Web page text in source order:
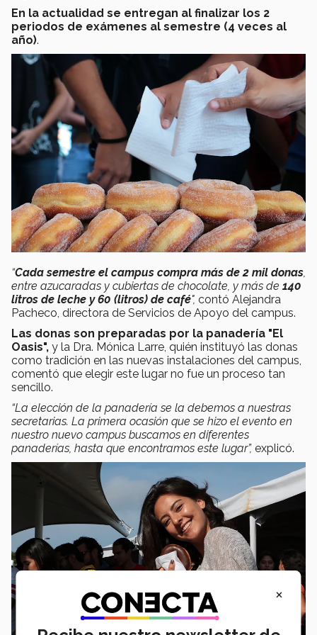
En la actualidad se entregan al finalizar los 2
periodos de exámenes al semestre (4 veces al
año).
“Cada semestre el campus compra más de 2 mil donas,
entre azucaradas y cubiertas de chocolate, y más de 140
litros de leche y 60 (litros) de café", contó Alejandra
Pacheco, directora de Servicios de Apoyo del campus.
Las donas son preparadas por la panadería "El
Oasis", y la Dra. Mónica Larre, quién instituyó las donas
como tradición en las nuevas instalaciones del campus,
comentó que elegir este lugar no fue un proceso tan
sencillo.
“La elección de la panadería se la debemos a nuestras
secretarias. La primera ocasión que se hizo el evento en
nuestro nuevo campus buscamos en diferentes
panaderías, hasta que encontramos este lugar”, explicó.
×